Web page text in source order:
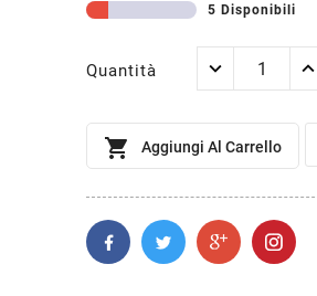
5 Disponibili
Quantità
 Aggiungi Al Carrello